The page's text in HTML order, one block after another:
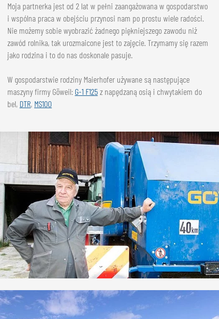
Moja partnerka jest od 2 lat w pełni zaangażowana w gospodarstwo
i wspólna praca w obejściu przynosi nam po prostu wiele radości.
Nie możemy sobie wyobrazić żadnego piękniejszego zawodu niż
zawód rolnika, tak urozmaicone jest to zajęcie. Trzymamy się razem
jako rodzina i to do nas doskonale pasuje.
W gospodarstwie rodziny Maierhofer używane są następujące
maszyny firmy Göweil: G-1 F125z napędzaną osią i chwytakiem do
bel, DTR, MS100